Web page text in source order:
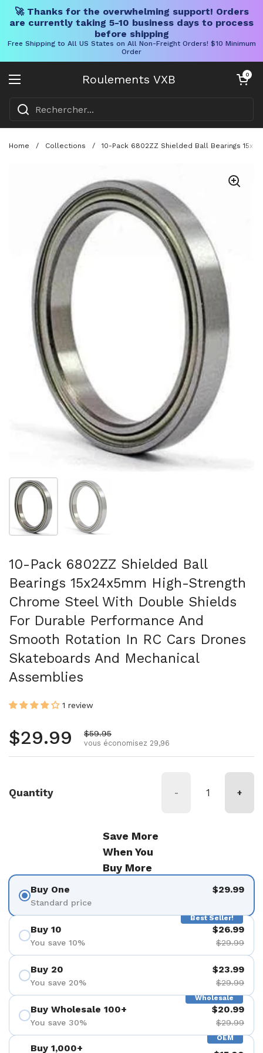
🚀 Thanks for the overwhelming support! Orders
are currently taking 5-10 business days to process
before shipping
Free Shipping to All US States on All Non-Freight Orders! $10 Minimum
Order
Roulements VXB
Ouvrir le menu
Chariot
0
Home / Collections / 10-Pack 6802ZZ Shielded Ball Bearings
Afficher la diapositive 1Afficher la diapositive 2
10-Pack 6802ZZ Shielded Ball
Bearings 15x24x5mm High-Strength
Chrome Steel With Double Shields
For Durable Performance And
Smooth Rotation In RC Cars Drones
Skateboards And Mechanical
Assemblies
1 review
Prix régulier
$29.99 Prix de vente
$59.95
vous économisez 29,96
Quantity - +
Save More
When You
Buy More
Buy One
Standard price
$29.99
Best Seller!
Buy 10
You save 10%
$26.99
$29.99
Buy 20
You save 20%
$23.99
$29.99
Wholesale
Buy Wholesale 100+
You save 30%
$20.99
$29.99
OEM
Buy 1,000+